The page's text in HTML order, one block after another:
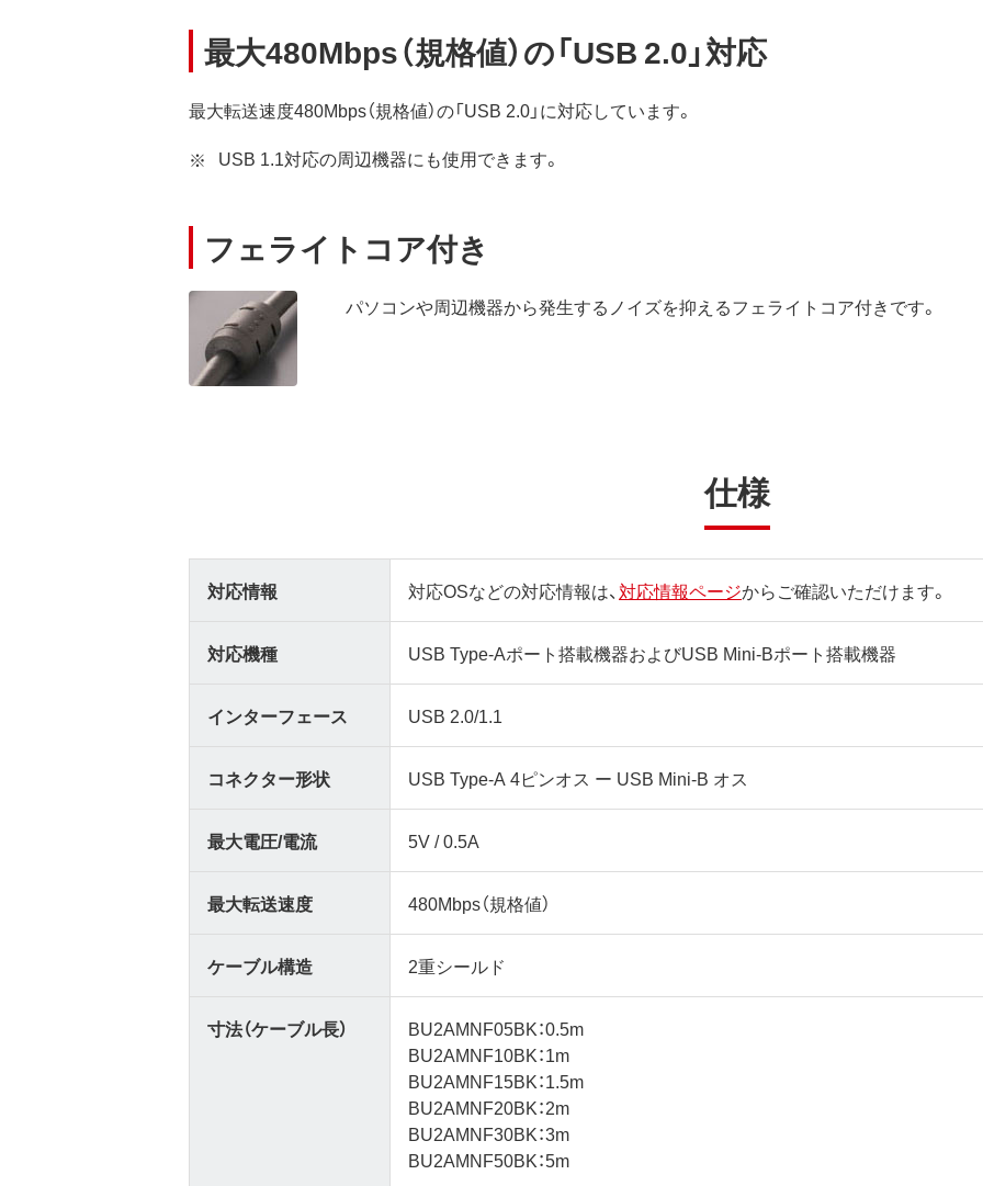
最大480Mbps（規格値）の「USB 2.0」対応
最大転送速度480Mbps（規格値）の「USB 2.0」に対応しています。
USB 1.1対応の周辺機器にも使用できます。
フェライトコア付き
パソコンや周辺機器から発生するノイズを抑えるフェライトコア付きです。
仕様
対応情報 対応OSなどの対応情報は、対応情報ページからご確認いただけます。
対応機種 USB Type-Aポート搭載機器およびUSB Mini-Bポート搭載機器
インターフェース USB 2.0/1.1
コネクター形状 USB Type-A 4ピンオス ー USB Mini-B オス
最大電圧/電流 5V / 0.5A
最大転送速度 480Mbps（規格値）
ケーブル構造 2重シールド
寸法（ケーブル長）
BU2AMNF05BK：0.5m
BU2AMNF10BK：1m
BU2AMNF15BK：1.5m
BU2AMNF20BK：2m
BU2AMNF30BK：3m
BU2AMNF50BK：5m